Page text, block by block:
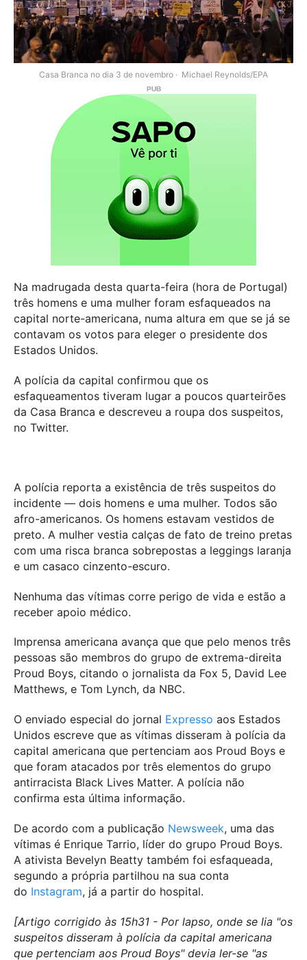
Casa Branca no dia 3 de novembro Michael Reynolds/EPA
Na madrugada desta quarta-feira (hora de Portugal)
três homens e uma mulher foram esfaqueados na
capital norte-americana, numa altura em que se já se
contavam os votos para eleger o presidente dos
Estados Unidos.
A polícia da capital confirmou que os
esfaqueamentos tiveram lugar a poucos quarteirões
da Casa Branca e descreveu a roupa dos suspeitos,
no Twitter.
A polícia reporta a existência de três suspeitos do
incidente — dois homens e uma mulher. Todos são
afro-americanos. Os homens estavam vestidos de
preto. A mulher vestia calças de fato de treino pretas
com uma risca branca sobrepostas a leggings laranja
e um casaco cinzento-escuro.
Nenhuma das vítimas corre perigo de vida e estão a
receber apoio médico.
Imprensa americana avança que que pelo menos três
pessoas são membros do grupo de extrema-direita
Proud Boys, citando o jornalista da Fox 5, David Lee
Matthews, e Tom Lynch, da NBC.
O enviado especial do jornal Expresso aos Estados
Unidos escreve que as vítimas disseram à polícia da
capital americana que pertenciam aos Proud Boys e
que foram atacados por três elementos do grupo
antirracista Black Lives Matter. A polícia não
confirma esta última informação.
De acordo com a publicação Newsweek, uma das
vítimas é Enrique Tarrio, líder do grupo Proud Boys.
A ativista Bevelyn Beatty também foi esfaqueada,
segundo a própria partilhou na sua conta
do Instagram, já a partir do hospital.
[Artigo corrigido às 15h31 - Por lapso, onde se lia "os
suspeitos disseram à polícia da capital americana
que pertenciam aos Proud Boys" devia ler-se "as